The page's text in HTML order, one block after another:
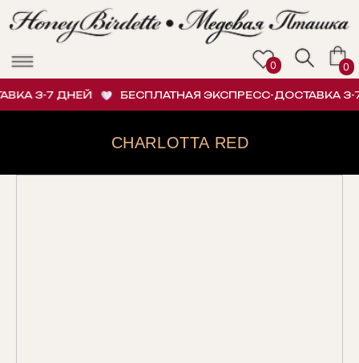
3-7 ДНЕЙ БЕСПЛАТНАЯ ЭКСПРЕСС-ДОСТАВКА 3-7
CHARLOTTA RED